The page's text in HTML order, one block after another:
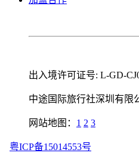
出入境许可证号: L-GD-
中途国际旅行社深圳有限
网站地图： 1 2 3
粤ICP备15014553号